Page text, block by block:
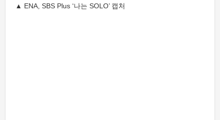
▲ ENA, SBS Plus ‘나는 SOLO’ 캡처